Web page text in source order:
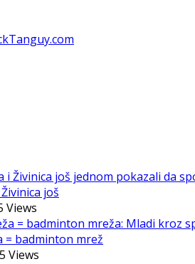
još
Views
= badminton mrež
Views